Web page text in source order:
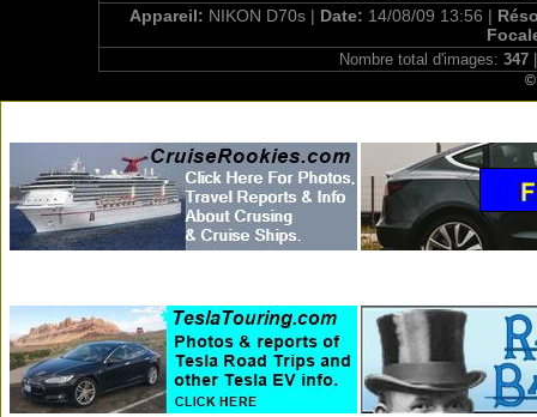
Appareil: NIKON D70s | Date: 14/08/09 13:56 |
Nombre total d'images: 347|
©